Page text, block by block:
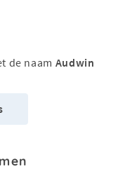
de naam Audwin